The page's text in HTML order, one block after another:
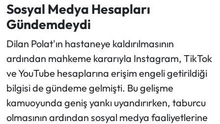
Sosyal Medya Hesapları
Gündemdeydi
Dilan Polat'ın hastaneye kaldırılmasının
ardından mahkeme kararıyla Instagram, TikTok
ve YouTube hesaplarına erişim engeli getirildiği
bilgisi de gündeme gelmişti. Bu gelişme
kamuoyunda geniş yankı uyandırırken, taburcu
olmasının ardından sosyal medya faaliyetlerine